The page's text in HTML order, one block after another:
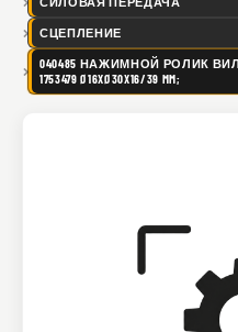
СЦЕПЛЕНИЕ
040485 НАЖИМНОЙ РОЛИК
1753479 Ø16XØ30X16/39 MM;